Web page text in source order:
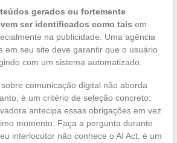
gerados ou fortemente
ser identificados como tais em
na publicidade. Uma agência
em seu site deve garantir que o usuário
com um sistema automatizado.
comunicação digital não aborda
é um critério de seleção concreto:
antecipa essas obrigações em vez
momento. Faça a pergunta durante
interlocutor não conhece o AI Act, é um